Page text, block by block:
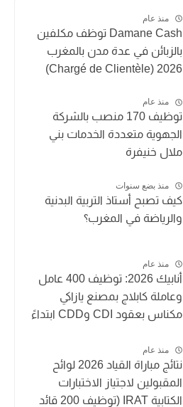
منذ عام
Damane Cash توظف مكلفين
بالزبائن في عدة مدن بالمغرب
2026 (Chargé de Clientèle)
منذ عام
توظيف 170 منصب بالشركة
الجهوية متعددة الخدمات بني
ملال خنيفرة
منذ بضع سنوات
كيف تصبح أستاذ التربية البدنية
والرياضة في المغرب؟
منذ عام
أنابيك 2026: توظيف 400 عامل
وعاملة كابلاج بمصنع يازاكي
مكناس بعقود CDI وCDD ابتداءً
منذ عام
نتائج مباراة القياد 2026 لوائح
المقبولين لاجتياز الاختبارات
الكتابية IRAT (توظيف 200 قائد